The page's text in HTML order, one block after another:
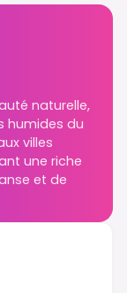
naturelle,
humides du
villes
une riche
et de